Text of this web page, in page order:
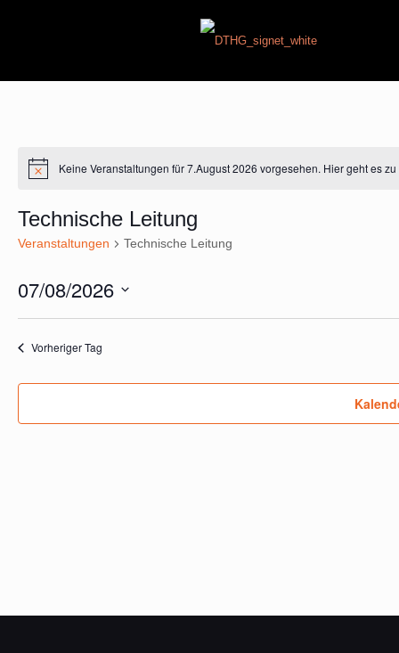
HinweisKeine Veranstaltungen für 7.August 2026 vorgesehen. Hier geht es
Technische Leitung
Veranstaltungen Technische Leitung
07/08/2026
Vorheriger Tag